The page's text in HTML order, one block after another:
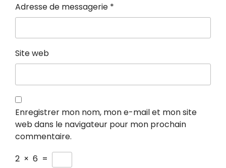
Adresse de messagerie *
Site web
Enregistrer mon nom, mon e-mail et mon site
web dans le navigateur pour mon prochain
commentaire.
2 × 6 =